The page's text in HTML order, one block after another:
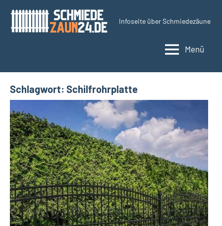
springen
Infoseite über Schmiedezäune
Menü
Schlagwort: Schilfrohrplatte